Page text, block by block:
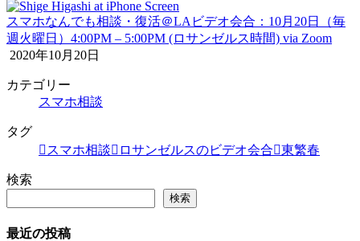
スマホなんでも相談・復活＠LAビデオ会合：10月20日（毎
週火曜日）4:00PM – 5:00PM (ロサンゼルス時間) via Zoom
2020年10月20日
カテゴリー
スマホ相談
タグ
スマホ相談
ロサンゼルスのビデオ会合 東繁春
検索
検索
最近の投稿